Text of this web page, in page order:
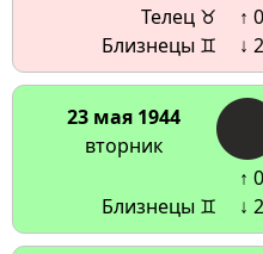
Телец ♉
Близнецы ♊
↑
↓
23 мая 1944
вторник
Близнецы ♊
↑
↓